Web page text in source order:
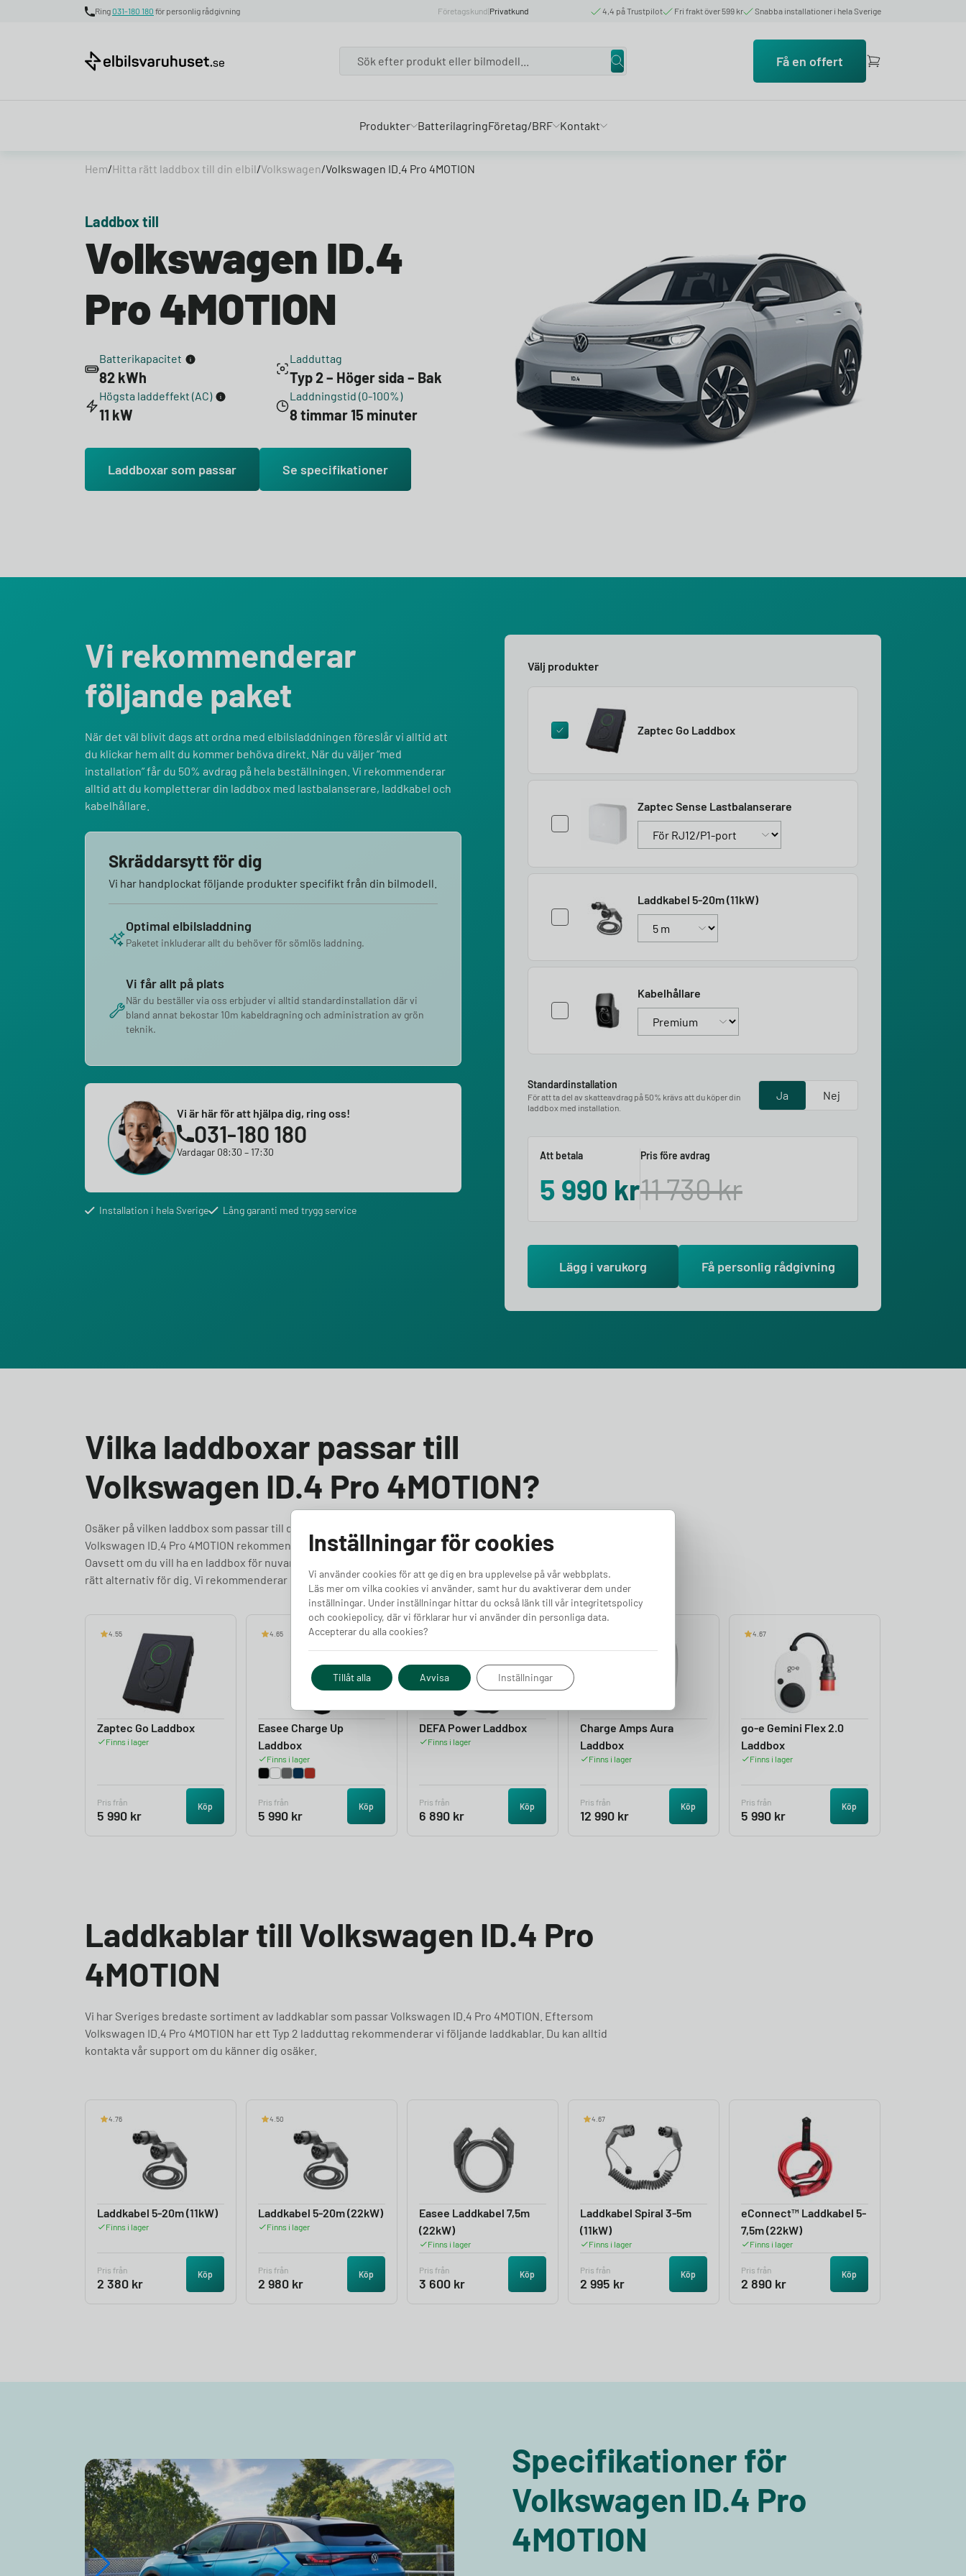
Ring031-180 180 för personlig rådgivning Företagskund|Privatkund 4,4 på Trustpilot Fri frakt över 599 kr Snabba installationer i hela Sverige
Få en offert
Produkter BatterilagringFöretag/BRF Kontakt
Hem/Hitta rätt laddbox till din elbil/Volkswagen/Volkswagen ID.4 Pro 4MOTION
Laddbox till
Volkswagen ID.4
Pro 4MOTION
Batterikapacitet
82 kWh
Ladduttag
Typ 2 – Höger sida – Bak
Högsta laddeffekt (AC)
11 kW
Laddningstid (0-100%)
8 timmar 15 minuter
Laddboxar som passar Se specifikationer
Vi rekommenderar
följande paket
När det väl blivit dags att ordna med elbilsladdningen föreslår vi alltid att
du klickar hem allt du kommer behöva direkt. När du väljer “med
installation” får du 50% avdrag på hela beställningen. Vi rekommenderar
alltid att du kompletterar din laddbox med lastbalanserare, laddkabel och
kabelhållare.
Skräddarsytt för dig
Vi har handplockat följande produkter specifikt från din bilmodell.
Optimal elbilsladdning
Paketet inkluderar allt du behöver för sömlös laddning.
Vi får allt på plats
När du beställer via oss erbjuder vi alltid standardinstallation där vi
bland annat bekostar 10m kabeldragning och administration av grön
teknik.
Vi är här för att hjälpa dig, ring oss!
031-180 180
Vardagar 08:30 – 17:30
Installation i hela Sverige Lång garanti med trygg service
Välj produkter
Zaptec Go Laddbox
Zaptec Sense Lastbalanserare
Laddkabel 5-20m (11kW)
Kabelhållare
Standardinstallation
För att ta del av skatteavdrag på 50% krävs att du köper din
laddbox med installation.
Ja Nej
Att betala
5 990 kr
Pris före avdrag
11 730kr
Lägg i varukorg Få personlig rådgivning
Vilka laddboxar passar till
Volkswagen ID.4 Pro 4MOTION?
Osäker på vilken laddbox som passar till din Volkswagen ID.4 Pro 4MOTION? Vi hjälper dig välja rätt! Till
Volkswagen ID.4 Pro 4MOTION rekommenderar vi att du väljer en laddbox med minst 11 kW effekt.
Oavsett om du vill ha en laddbox för nuvarande behov eller framtidssäkra för en kraftfullare bil, har vi
rätt alternativ för dig. Vi rekommenderar dessa laddboxar för Volkswagen ID.4 Pro 4MOTION.
4.55
Zaptec Go Laddbox
Finns i lager
Pris från
5 990 kr
Köp
4.65
Easee Charge Up
Laddbox
Finns i lager
Pris från
5 990 kr
Köp
DEFA Power Laddbox
Finns i lager
Pris från
6 890 kr
Köp
Charge Amps Aura
Laddbox
Finns i lager
Pris från
12 990 kr
Köp
4.67
go-e Gemini Flex 2.0
Laddbox
Finns i lager
Pris från
5 990 kr
Köp
Laddkablar till Volkswagen ID.4 Pro
4MOTION
Vi har Sveriges bredaste sortiment av laddkablar som passar Volkswagen ID.4 Pro 4MOTION. Eftersom
Volkswagen ID.4 Pro 4MOTION har ett Typ 2 ladduttag rekommenderar vi följande laddkablar. Du kan alltid
kontakta vår support om du känner dig osäker.
4.76
Laddkabel 5-20m (11kW)
Finns i lager
Pris från
2 380 kr
Köp
4.50
Laddkabel 5-20m (22kW)
Finns i lager
Pris från
2 980 kr
Köp
Easee Laddkabel 7,5m
(22kW)
Finns i lager
Pris från
3 600 kr
Köp
4.67
Laddkabel Spiral 3-5m
(11kW)
Finns i lager
Pris från
2 995 kr
Köp
eConnect™ Laddkabel 5-
7,5m (22kW)
Finns i lager
Pris från
2 890 kr
Köp
Specifikationer för
Volkswagen ID.4 Pro
4MOTION
Inställningar för cookies
Vi använder cookies för att ge dig en bra upplevelse på vår webbplats.
Läs mer om vilka cookies vi använder, samt hur du avaktiverar dem under
inställningar. Under inställningar hittar du också länk till vår integritetspolicy
och cookiepolicy, där vi förklarar hur vi använder din personliga data.
Accepterar du alla cookies?
Tillåt alla Avvisa Inställningar